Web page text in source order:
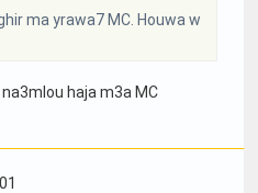
ma yrawa7 MC. Houwa w
haja m3a MC